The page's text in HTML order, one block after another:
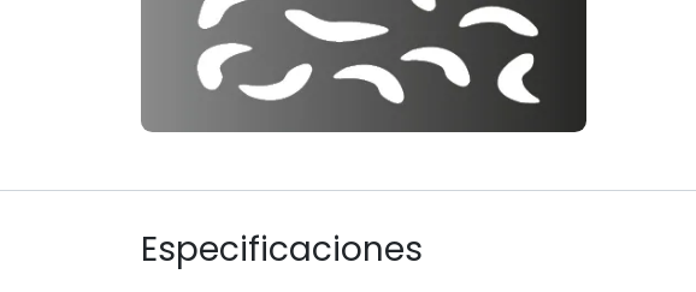
Especificaciones